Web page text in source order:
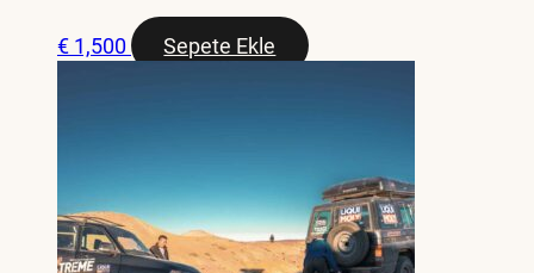
€ 1,500 Sepete Ekle